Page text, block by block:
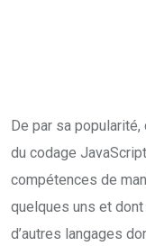
De par sa
du codage
compétences de
quelques uns et
d’autres langages